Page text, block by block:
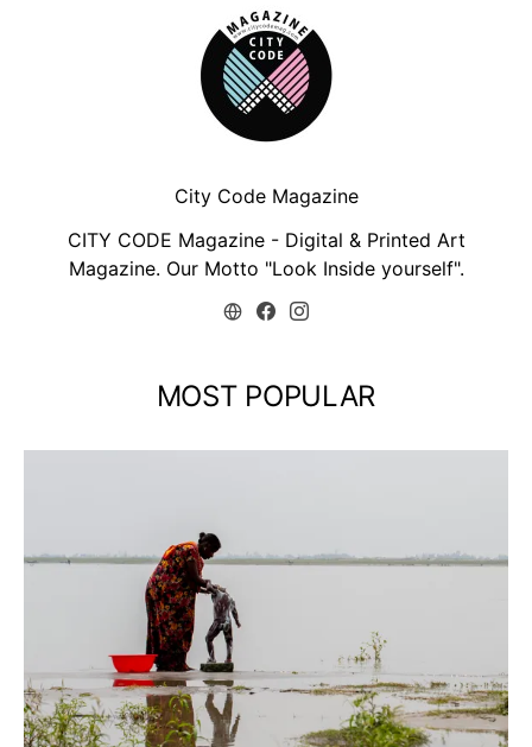
City Code Magazine
CITY CODE Magazine - Digital & Printed Art
Magazine. Our Motto "Look Inside yourself".
MOST POPULAR